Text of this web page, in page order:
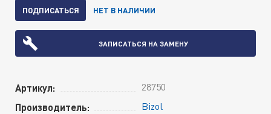
ПОДПИСАТЬСЯ НЕТ В НАЛИЧИИ
ЗАПИСАТЬСЯ НА ЗАМЕНУ
Артикул: 28750
Производитель: Bizol